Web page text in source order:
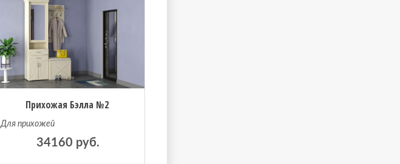
Прихожая Бэлла №2
Для прихожей
34160 руб.